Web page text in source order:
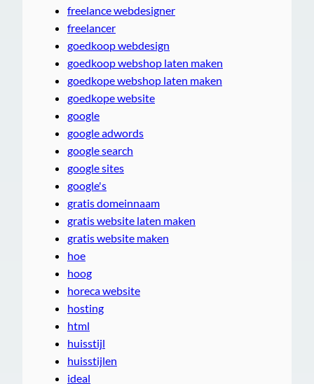
freelance webdesigner
freelancer
goedkoop webdesign
goedkoop webshop laten maken
goedkope webshop laten maken
goedkope website
google
google adwords
google search
google sites
google's
gratis domeinnaam
gratis website laten maken
gratis website maken
hoe
hoog
horeca website
hosting
html
huisstijl
huisstijlen
ideal